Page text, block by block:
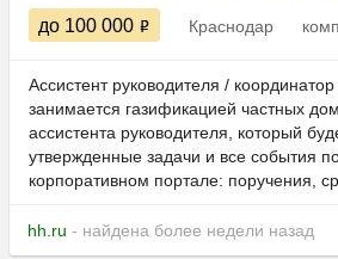
до 100 000 Краснодар
Ассистент руководителя /
занимается газификацией частных
ассистента руководителя, который
утвержденные задачи и все события
корпоративном портале: поручения,
hh.ru - найдена более недели назад